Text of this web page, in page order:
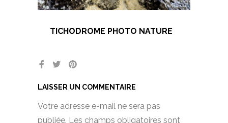
TICHODROME PHOTO NATURE
LAISSER UN COMMENTAIRE
Votre adresse e-mail ne sera pas
publiée. Les champs obligatoires sont